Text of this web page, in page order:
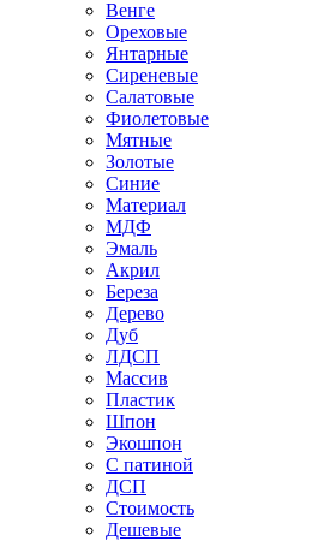
Венге
Ореховые
Янтарные
Сиреневые
Салатовые
Фиолетовые
Мятные
Золотые
Синие
Материал
МДФ
Эмаль
Акрил
Береза
Дерево
Дуб
ЛДСП
Массив
Пластик
Шпон
Экошпон
С патиной
ДСП
Стоимость
Дешевые